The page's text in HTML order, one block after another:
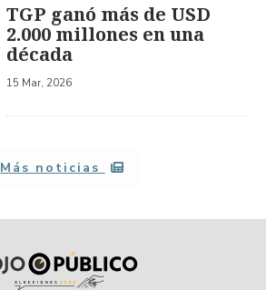
TGP ganó más de USD
2.000 millones en una
década
15 Mar, 2026
Más noticias